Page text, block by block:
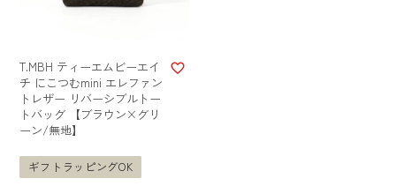
T.MBH ティーエムビーエイ
チ にこつむmini エレファン
トレザー リバーシブルトー
トバッグ 【ブラウン×グリ
ーン/無地】
ギフトラッピングOK